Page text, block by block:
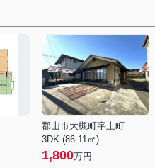
郡山市大槻町字上町
3DK (86.11㎡)
1,800万円